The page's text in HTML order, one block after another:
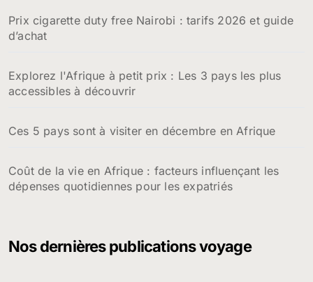
Prix cigarette duty free Nairobi : tarifs 2026 et guide
d’achat
Explorez l'Afrique à petit prix : Les 3 pays les plus
accessibles à découvrir
Ces 5 pays sont à visiter en décembre en Afrique
Coût de la vie en Afrique : facteurs influençant les
dépenses quotidiennes pour les expatriés
Nos dernières publications voyage